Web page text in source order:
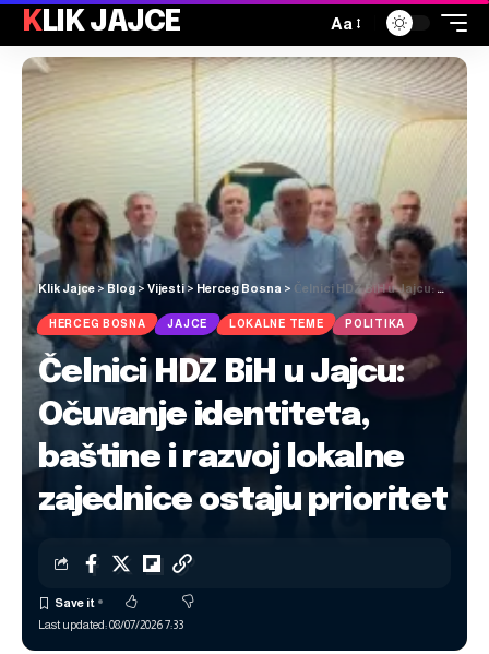
KLIK JAJCE Aa
Klik Jajce >Blog > Vijesti> Herceg Bosna > Čelnici HDZ BiH u Jajcu: Očuvanje identiteta, baštine i razvoj lokalne zajednice ostaju prioritet
HERCEG BOSNA JAJCE LOKALNE TEME POLITIKA
Čelnici HDZ BiH u Jajcu:
Očuvanje identiteta,
baštine i razvoj lokalne
zajednice ostaju prioritet
Last updated: 08/07/2026 7:33